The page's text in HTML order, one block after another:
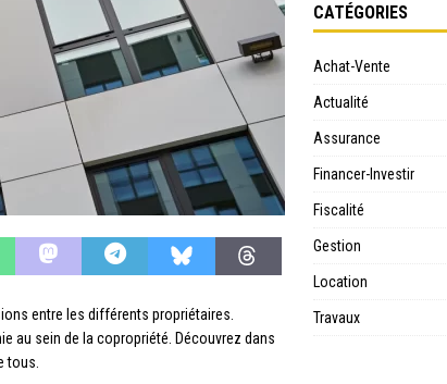
entre les différents propriétaires.
au sein de la copropriété. Découvrez dans
tous.
CATÉGORIES
Achat-Vente
Actualité
Assurance
Financer-Investir
Fiscalité
Gestion
Location
Travaux